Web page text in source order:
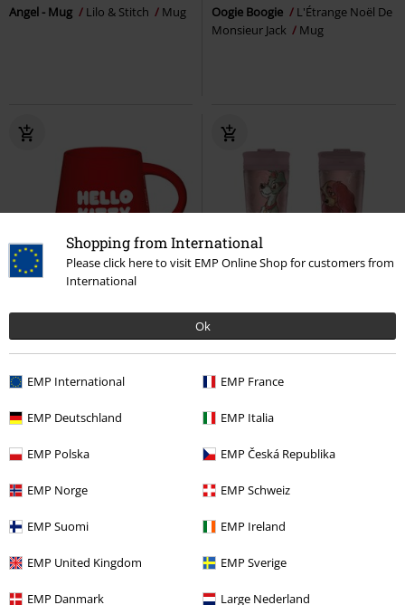
Shopping from International
Please click here to visit EMP Online Shop for customers from
International
Ok
EMP International EMP France
EMP Deutschland EMP Italia
EMP Polska EMP Česká Republika
EMP Norge EMP Schweiz
EMP Suomi EMP Ireland
EMP United Kingdom EMP Sverige
EMP Danmark Large Nederland
Angel - Mug Lilo & Stitch Mug Oogie Boogie
L'Étrange Noël De
Monsieur Jack
Mug
€ 10,99
Hello Kitty - Mug
Hello Kitty
Mug
La Belle et le Clochard
La Belle Et
Le Clochard